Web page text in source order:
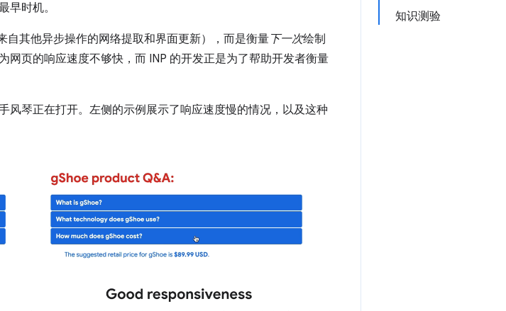
知识测验
早时机。
自其他异步操作的网络提取和界面更新），而是衡量下一次绘制
页的响应速度不够快，而 INP 的开发正是为了帮助开发者衡量
风琴正在打开。左侧的示例展示了响应速度慢的情况，以及这种